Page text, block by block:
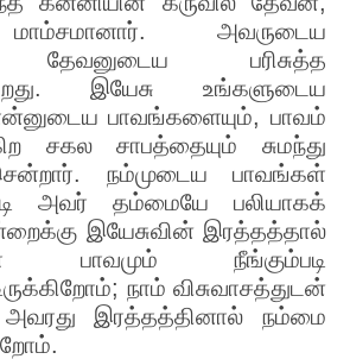
அவருடைய
தேவனுடைய பரிசுத்த
இயேசு உங்களுடைய
பாவங்களையும், பாவம்
சகல சாபத்தையும் சுமந்து
நம்முடைய பாவங்கள்
அவர் தம்மையே பலியாகக்
இயேசுவின் இரத்தத்தால்
நீங்கும்படி
நாம் விசுவாசத்துடன்
இரத்தத்தினால் நம்மை